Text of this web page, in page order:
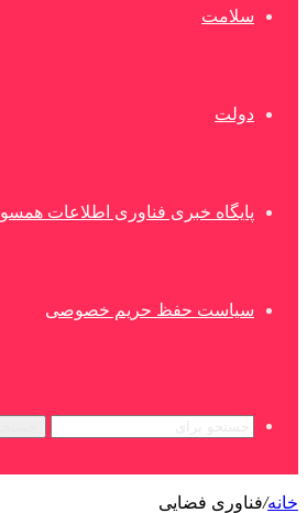
سلامت
دولت
پایگاه خبری فناوری اطلاعات همسو
سیاست حفظ حریم خصوصی
خانه/فناوری فضایی